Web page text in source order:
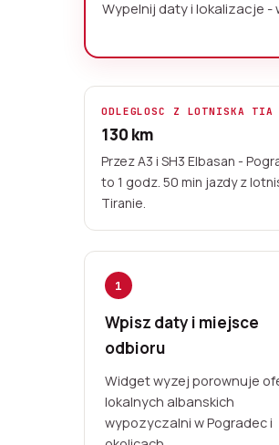
Pogradec to
granicy z
Jeziora
Lokal 20+ miejsc
Wypelnij daty i lokalizacje
ODLEGLOSC Z LOTNISKA TIA
130 km
Przez A3 i SH3 Elbasan -
to 1 godz. 50 min jazdy z
Tiranie.
1
Wpisz daty i miejsce
odbioru
Widget wyzej porownuje
lokalnych albanskich
wypozyczalni w Pogradec i